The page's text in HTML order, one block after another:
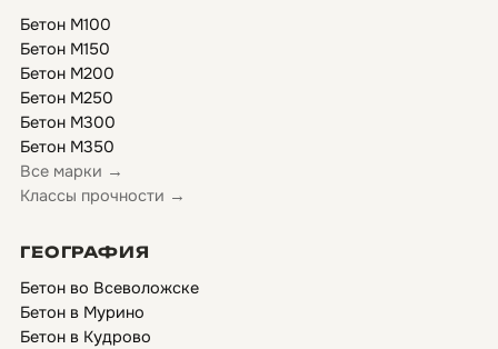
Бетон М100
Бетон М150
Бетон М200
Бетон М250
Бетон М300
Бетон М350
Все марки →
Классы прочности →
ГЕОГРАФИЯ
Бетон во Всеволожске
Бетон в Мурино
Бетон в Кудрово